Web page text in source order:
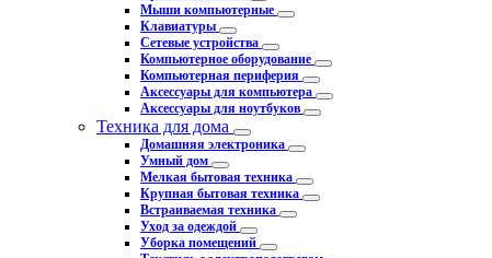
Мыши компьютерные
Клавиатуры
Сетевые устройства
Компьютерное оборудование
Компьютерная периферия
Аксессуары для компьютера
Аксессуары для ноутбуков
Техника для дома
Домашняя электроника
Умный дом
Мелкая бытовая техника
Крупная бытовая техника
Встраиваемая техника
Уход за одеждой
Уборка помещений